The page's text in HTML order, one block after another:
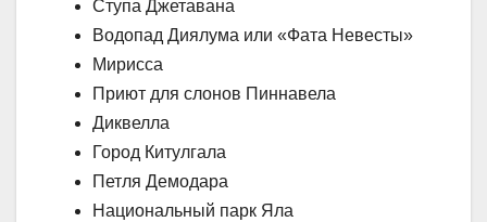
Ступа Джетавана
Водопад Диялума или «Фата Невесты»
Мирисса
Приют для слонов Пиннавела
Диквелла
Город Китулгала
Петля Демодара
Национальный парк Яла